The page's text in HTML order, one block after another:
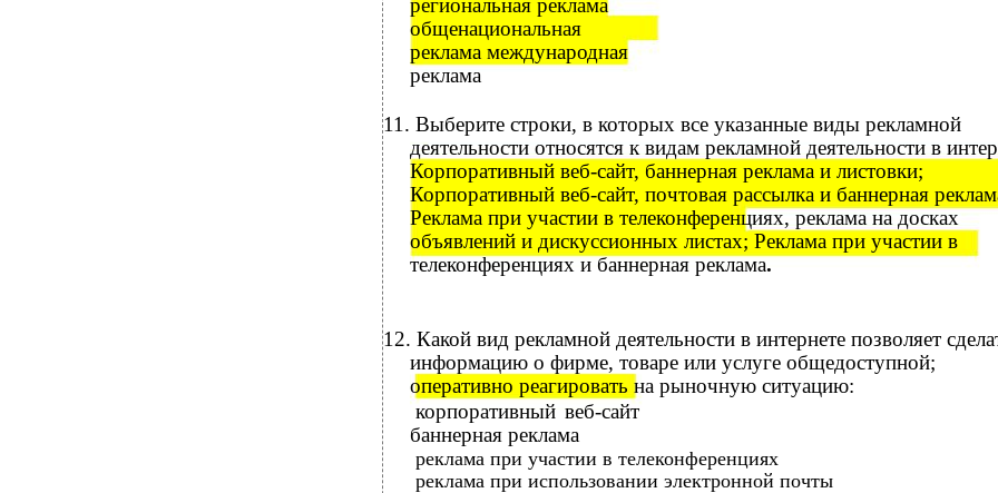
региональная реклама
общенациональная
реклама международная
реклама
11. Выберите строки, в которых все указанные виды рекламной
деятельности относятся к видам рекламной деятельности в
Корпоративный веб-сайт, баннерная реклама и листовки;
Корпоративный веб-сайт, почтовая рассылка и баннерная
Реклама при участии в телеконференциях, реклама на досках
объявлений и дискуссионных листах; Реклама при участии в
телеконференциях и баннерная реклама.
12. Какой вид рекламной деятельности в интернете позволяет
информацию о фирме, товаре или услуге общедоступной;
оперативно реагировать на рыночную ситуацию:
корпоративный веб-сайт
баннерная реклама
реклама при участии в телеконференциях
реклама при использовании электронной почты